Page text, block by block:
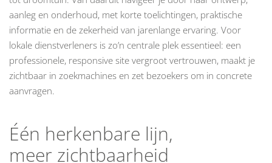
aanleg en onderhoud, met korte toelichtingen, praktische
informatie en de zekerheid van jarenlange ervaring. Voor
lokale dienstverleners is zo’n centrale plek essentieel: een
professionele, responsive site vergroot vertrouwen, maakt je
zichtbaar in zoekmachines en zet bezoekers om in concrete
aanvragen.
Één herkenbare lijn,
meer zichtbaarheid